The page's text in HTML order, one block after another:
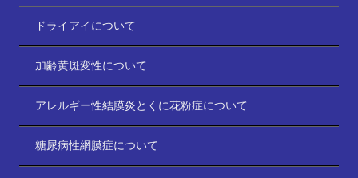
ドライアイについて
加齢黄斑変性について
アレルギー性結膜炎とくに花粉症について
糖尿病性網膜症について